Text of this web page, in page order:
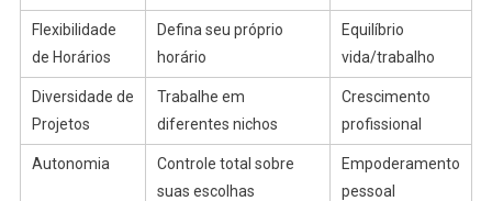
Flexibilidade
de Horários
Defina seu próprio
horário
Equilíbrio
vida/trabalho
Diversidade de
Projetos
Trabalhe em
diferentes nichos
Crescimento
profissional
Autonomia
Controle total sobre
suas escolhas
Empoderamento
pessoal